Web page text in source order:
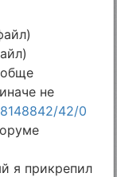
не
42/0
я прикрепил